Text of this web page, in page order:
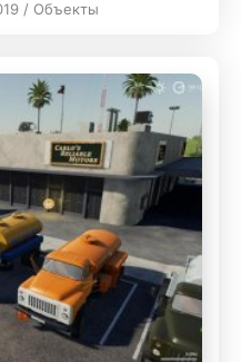
/ Объекты